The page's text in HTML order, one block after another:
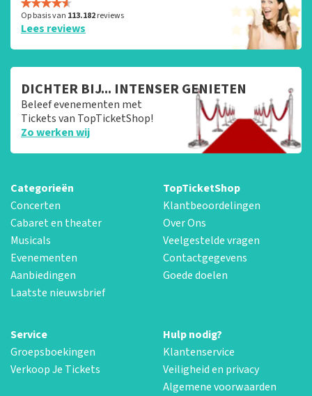
Op basis van 113.182reviews
Lees reviews
DICHTER BIJ... INTENSER GENIETEN
Beleef evenementen met
Tickets van TopTicketShop!
Zo werken wij
Categorieën
Concerten
Cabaret en theater
Musicals
Evenementen
Aanbiedingen
Laatste nieuwsbrief
TopTicketShop
Klantbeoordelingen
Over Ons
Veelgestelde vragen
Contactgegevens
Goede doelen
Service
Groepsboekingen
Verkoop Je Tickets
Hulp nodig?
Klantenservice
Veiligheid en privacy
Algemene voorwaarden